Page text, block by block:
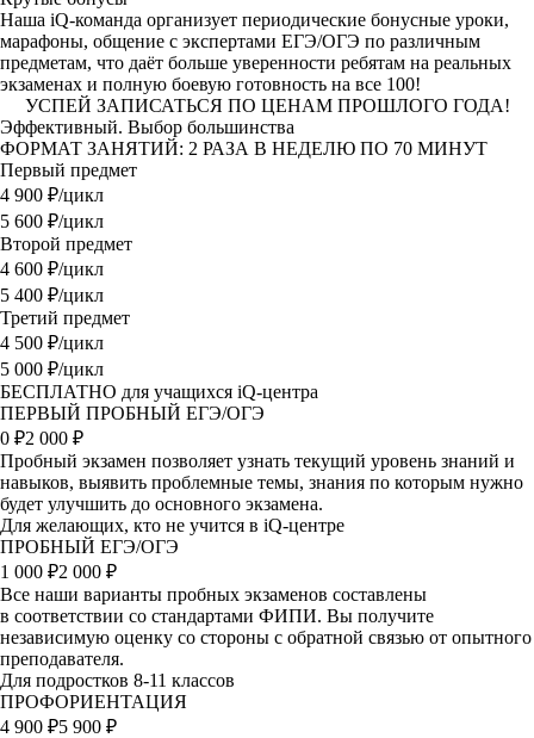
Наша iQ-команда организует периодические бонусные уроки,
марафоны, общение с экспертами ЕГЭ/ОГЭ по различным
предметам, что даёт больше уверенности ребятам на реальных
экзаменах и полную боевую готовность на все 100!
УСПЕЙ ЗАПИСАТЬСЯ ПО ЦЕНАМ ПРОШЛОГО ГОДА!
Эффективный. Выбор большинства
ФОРМАТ ЗАНЯТИЙ: 2 РАЗА В НЕДЕЛЮ ПО 70 МИНУТ
Первый предмет
4 900 ₽/цикл
5 600 ₽/цикл
Второй предмет
4 600 ₽/цикл
5 400 ₽/цикл
Третий предмет
4 500 ₽/цикл
5 000 ₽/цикл
БЕСПЛАТНО для учащихся iQ-центра
ПЕРВЫЙ ПРОБНЫЙ ЕГЭ/ОГЭ
0 ₽2 000 ₽
Пробный экзамен позволяет узнать текущий уровень знаний и
навыков, выявить проблемные темы, знания по которым нужно
будет улучшить до основного экзамена.
Для желающих, кто не учится в iQ-центре
ПРОБНЫЙ ЕГЭ/ОГЭ
1 000 ₽2 000 ₽
Все наши варианты пробных экзаменов составлены
в соответствии со стандартами ФИПИ. Вы получите
независимую оценку со стороны с обратной связью от опытного
преподавателя.
Для подростков 8-11 классов
ПРОФОРИЕНТАЦИЯ
4 900 ₽5 900 ₽